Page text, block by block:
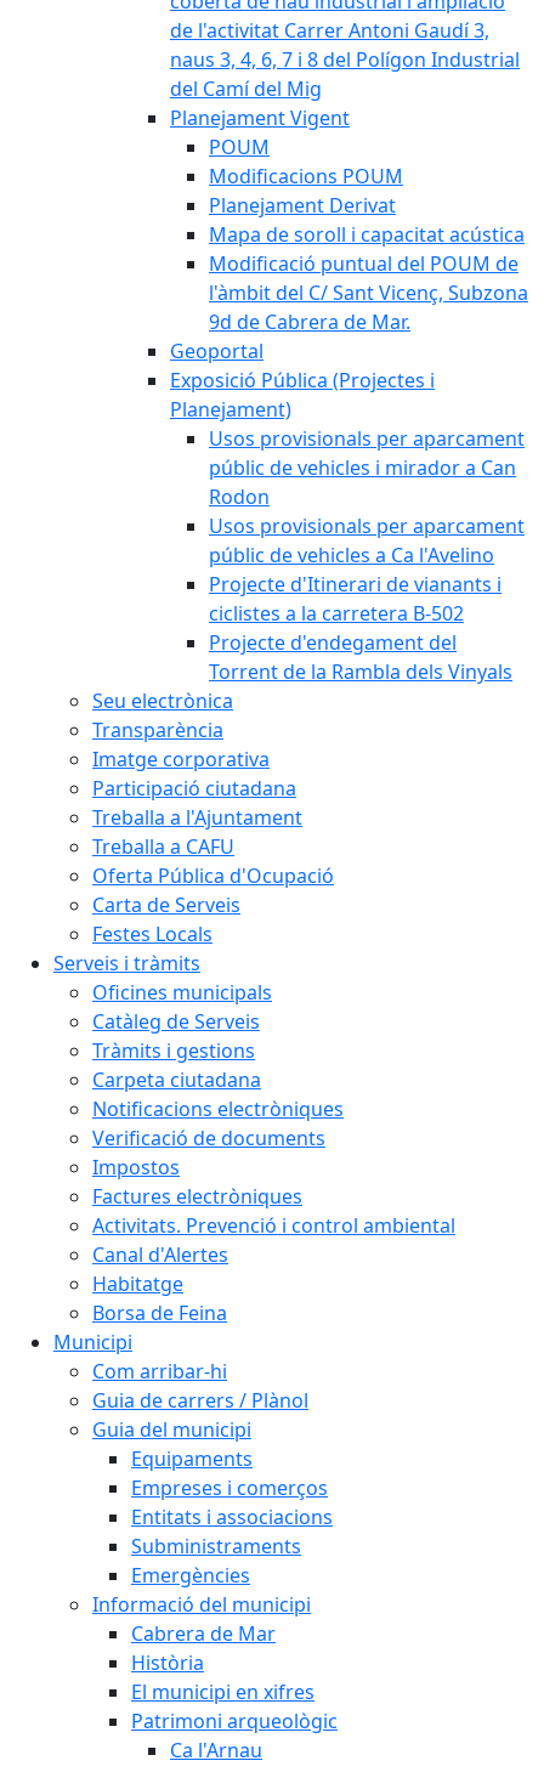
de l'activitat Carrer Antoni Gaudí 3,
naus 3, 4, 6, 7 i 8 del Polígon Industrial
del Camí del Mig
Planejament Vigent
POUM
Modificacions POUM
Planejament Derivat
Mapa de soroll i capacitat acústica
Modificació puntual del POUM de
l'àmbit del C/ Sant Vicenç, Subzona
9d de Cabrera de Mar.
Geoportal
Exposició Pública (Projectes i
Planejament)
Usos provisionals per aparcament
públic de vehicles i mirador a Can
Rodon
Usos provisionals per aparcament
públic de vehicles a Ca l'Avelino
Projecte d'Itinerari de vianants i
ciclistes a la carretera B-502
Projecte d'endegament del
Torrent de la Rambla dels Vinyals
Seu electrònica
Transparència
Imatge corporativa
Participació ciutadana
Treballa a l'Ajuntament
Treballa a CAFU
Oferta Pública d'Ocupació
Carta de Serveis
Festes Locals
Serveis i tràmits
Oficines municipals
Catàleg de Serveis
Tràmits i gestions
Carpeta ciutadana
Notificacions electròniques
Verificació de documents
Impostos
Factures electròniques
Activitats. Prevenció i control ambiental
Canal d'Alertes
Habitatge
Borsa de Feina
Municipi
Com arribar-hi
Guia de carrers / Plànol
Guia del municipi
Equipaments
Empreses i comerços
Entitats i associacions
Subministraments
Emergències
Informació del municipi
Cabrera de Mar
Història
El municipi en xifres
Patrimoni arqueològic
Ca l'Arnau